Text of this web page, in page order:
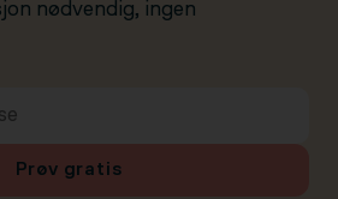
nødvendig, ingen
Prøv gratis